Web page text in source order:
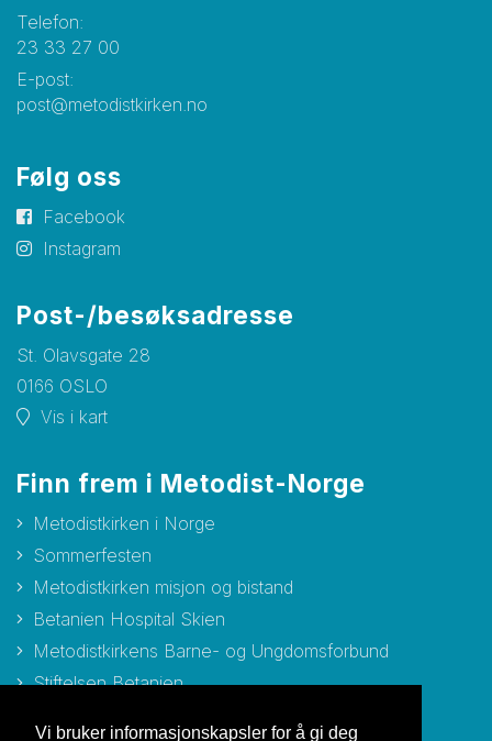
Vi bruker informasjonskapsler for å gi deg
Telefon:
23 33 27 00
E-post:
post@metodistkirken.no
Følg oss
Facebook
Instagram
Post-/besøksadresse
St. Olavsgate 28
0166 OSLO
Vis i kart
Finn frem i Metodist-Norge
Metodistkirken i Norge
Sommerfesten
Metodistkirken misjon og bistand
Betanien Hospital Skien
Metodistkirkens Barne- og Ungdomsforbund
Stiftelsen Betanien